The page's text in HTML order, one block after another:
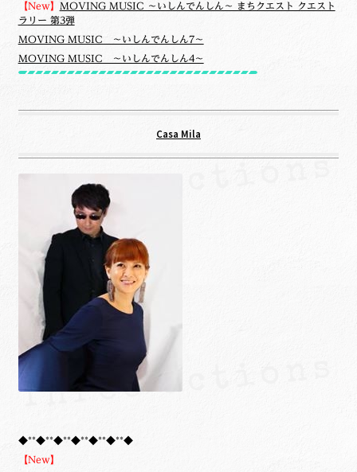
【New】 MOVING MUSIC ～いしんでんしん～ まちクエスト クエスト
ラリー 第3弾
MOVING MUSIC ～いしんでんしん7～
MOVING MUSIC ～いしんでんしん4～
Casa Mila
◆**◆**◆**◆**◆**◆**◆
【New】